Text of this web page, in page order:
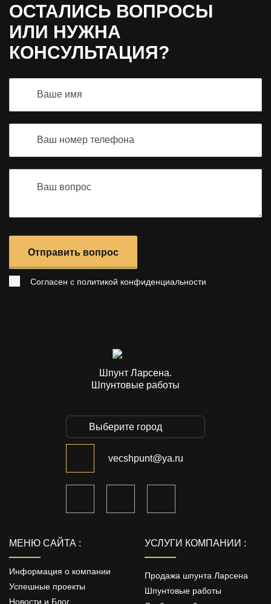
ОСТАЛИСЬ ВОПРОСЫ
ИЛИ НУЖНА
КОНСУЛЬТАЦИЯ?
Отправить вопрос
Согласен с политикой конфиденциальности
Шпунт Ларсена.
Шпунтовые работы
Выберите город
vecshpunt@ya.ru
МЕНЮ САЙТА :
Информация о компании
Успешные проекты
Новости и Блог
УСЛУГИ КОМПАНИИ :
Продажа шпунта Ларсена
Шпунтовые работы